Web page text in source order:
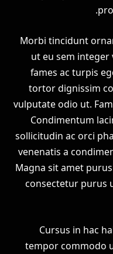
Morbi tincidunt
ut eu sem integer
fames ac turpis
tortor dignissim
vulputate odio ut.
Condimentum
sollicitudin ac orci
venenatis a
Magna sit amet
consectetur purus
Cursus in hac
tempor commodo